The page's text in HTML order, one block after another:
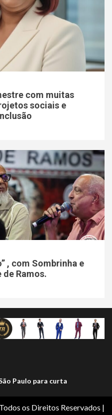
com muitas
sociais e
, com Sombrinha e
de Ramos.
Paulo para curta
os Direitos Reservados |